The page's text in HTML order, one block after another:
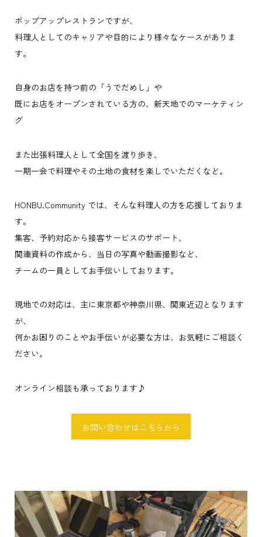
ポップアップレストランですが、
料理人としてのキャリアや目的により様々なケースがありま
す。
自身のお店を持つ前の「うでだめし」や
既にお店をオープンされている方の、新天地でのマーケティン
グ
また出張料理人として全国を渡り歩き、
一期一会で料理やその土地の食材を楽しでいただくなど。
HONBU.Community では、そんな料理人の方を応援しておりま
す。
集客、予約対応から接客サービスのサポート、
関連資料の作成から、当日の写真や動画撮影など、
チームの一員としてお手伝いしております。
現地での対応は、主に東京都や神奈川県、関東近辺となります
が、
何かお困りのことやお手伝いが必要な方は、お気軽にご相談く
ださい。
オンライン相談も承っております♪
お問い合わせはこちらから